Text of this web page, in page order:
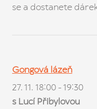
se a dostanete
Gongová lázeň
27. 11. 18:00 - 19:30
s Lucí Přibylovou